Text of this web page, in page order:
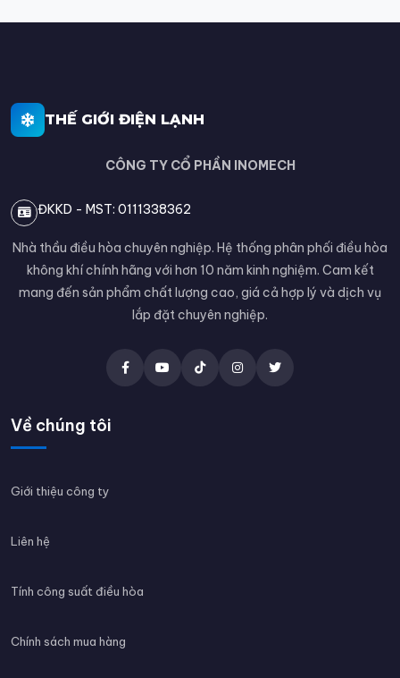
THẾ GIỚI ĐIỆN LẠNH
CÔNG TY CỔ PHẦN INOMECH
ĐKKD - MST: 0111338362
Nhà thầu điều hòa chuyên nghiệp. Hệ thống phân phối điều hòa
không khí chính hãng với hơn 10 năm kinh nghiệm. Cam kết
mang đến sản phẩm chất lượng cao, giá cả hợp lý và dịch vụ
lắp đặt chuyên nghiệp.
Về chúng tôi
Giới thiệu công ty
Liên hệ
Tính công suất điều hòa
Chính sách mua hàng